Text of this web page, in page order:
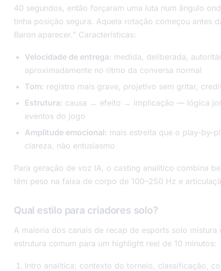
40 segundos, então forçaram uma luta num ângulo
tinha posição segura. Aquela rotação começou antes
Baron aparecer.” Características:
Velocidade de entrega: medida, deliberada,
aproximadamente no ritmo da conversa normal
Tom: registro mais grave, projetivo sem gritar,
Estrutura: causa → efeito → implicação — lógica
eventos do jogo
Amplitude emocional: mais estreita que o play-by-
clareza, não entusiasmo
Para geração de voz IA, o casting analítico combina
têm peso na faixa de corpo de 100–250 Hz e
Qual estilo para criadores solo?
A maioria dos canais de recap de esports solo mistura
estrutura comum para um highlight reel de 10 minutos:
Intro analítica: contexto do torneio, classificação,